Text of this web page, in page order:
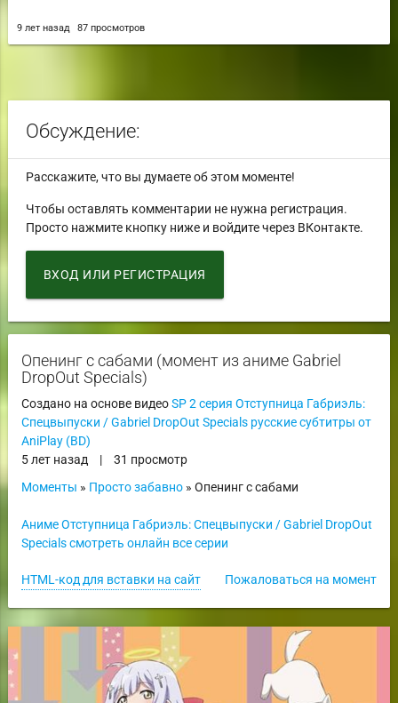
9 лет назад 87 просмотров
Обсуждение:
Расскажите, что вы думаете об этом моменте!
Чтобы оставлять комментарии не нужна регистрация.
Просто нажмите кнопку ниже и войдите через ВКонтакте.
ВХОД ИЛИ РЕГИСТРАЦИЯ
Опенинг с сабами (момент из аниме Gabriel
DropOut Specials)
Создано на основе видеоSP 2 серия Отступница Габриэль:
Спецвыпуски / Gabriel DropOut Specials русские субтитры от
AniPlay (BD)
5 лет назад
|
31 просмотр
Моменты » Просто забавно» Опенинг с сабами
Аниме Отступница Габриэль: Спецвыпуски / Gabriel DropOut
Specials смотреть онлайн все серии
Пожаловаться на момент
HTML-код для вставки на сайт